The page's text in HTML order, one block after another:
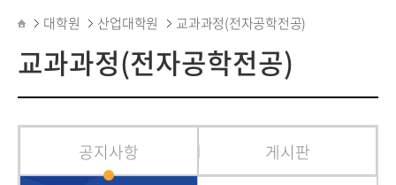
대학원 산업대학원 교과과정(전자공학전공)
교과과정(전자공학전공)
공지사항 게시판